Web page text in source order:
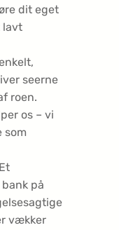
dit eget
lavt
seerne
roen.
os – vi
som
Et
på
vækker